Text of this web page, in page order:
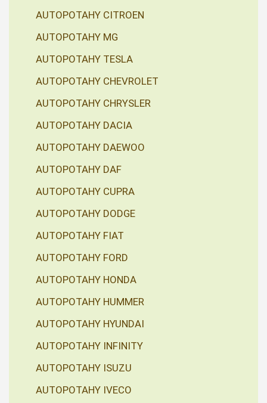
AUTOPOTAHY CITROEN
AUTOPOTAHY MG
AUTOPOTAHY TESLA
AUTOPOTAHY CHEVROLET
AUTOPOTAHY CHRYSLER
AUTOPOTAHY DACIA
AUTOPOTAHY DAEWOO
AUTOPOTAHY DAF
AUTOPOTAHY CUPRA
AUTOPOTAHY DODGE
AUTOPOTAHY FIAT
AUTOPOTAHY FORD
AUTOPOTAHY HONDA
AUTOPOTAHY HUMMER
AUTOPOTAHY HYUNDAI
AUTOPOTAHY INFINITY
AUTOPOTAHY ISUZU
AUTOPOTAHY IVECO